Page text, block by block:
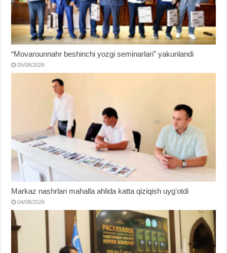
“Movarounnahr beshinchi yozgi seminarlari” yakunlandi
05/08/2026
Markaz nashrlari mahalla ahlida katta qiziqish uygʻotdi
04/08/2026